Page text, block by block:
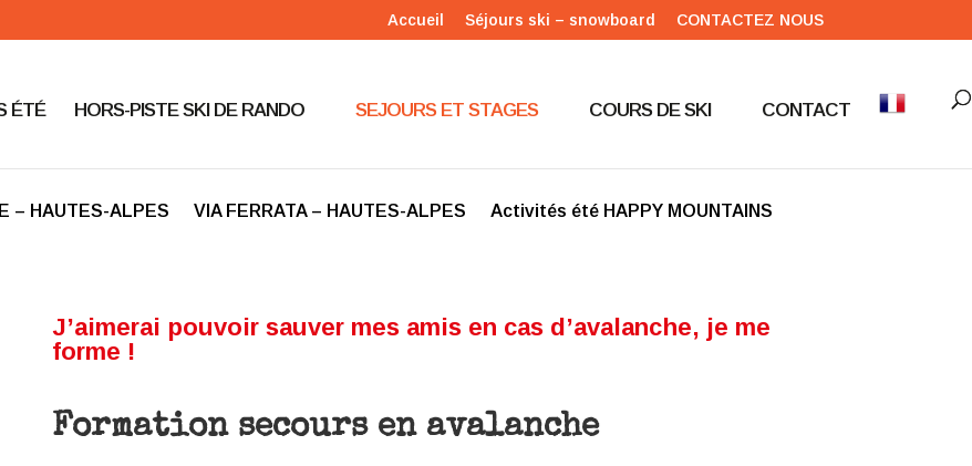
Accueil Séjours ski – snowboard CONTACTEZ NOUS
ÉTÉ HORS-PISTE SKI DE RANDO SEJOURS ET STAGES COURS DE SKI CONTACT
– HAUTES-ALPES VIA FERRATA – HAUTES-ALPES Activités été HAPPY MOUNTAINS
J’aimerai pouvoir sauver mes amis en cas d’avalanche, je me
forme !
Formation secours en avalanche